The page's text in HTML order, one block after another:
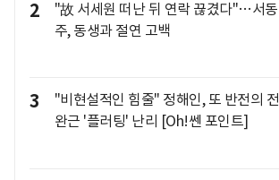
2
"故 서세원 떠난 뒤 연락 끊겼다"…서동
주, 동생과 절연 고백
3
"비현설적인 힘줄" 정해인, 또 반전의 전
완근 '플러팅' 난리 [Oh!쎈 포인트]